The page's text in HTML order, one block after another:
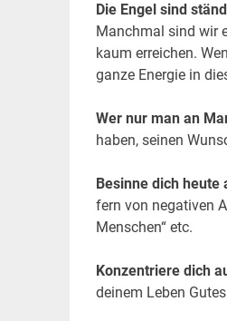
Die Engel sind
Manchmal sind wir
kaum erreichen.
ganze Energie in
Wer nur man an
haben, seinen
Besinne dich
fern von negativen
Menschen“ etc.
Konzentriere dich
deinem Leben